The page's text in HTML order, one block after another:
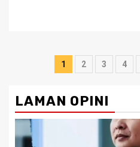
Posts
1 2 3 4
LAMAN OPINI